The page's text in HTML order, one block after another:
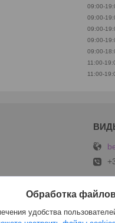
09:00-
09:00-
09:00-
09:00-
09:00-
11:00-
11:00-
Обработка
удобства